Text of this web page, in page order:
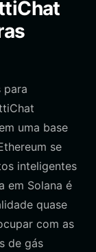
para
uma base
se
inteligentes
em Solana é
quase
com as
de gás